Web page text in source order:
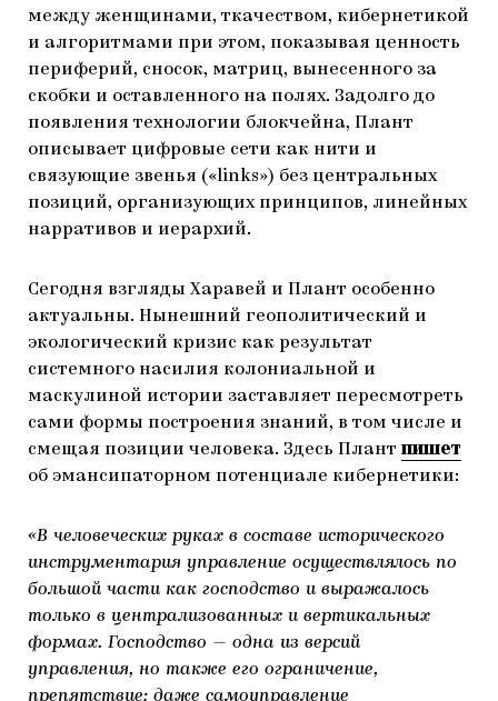
между женщинами, ткачеством, кибернетикой
и алгоритмами при этом, показывая ценность
периферий, сносок, матриц, вынесенного за
скобки и оставленного на полях. Задолго до
появления технологии блокчейна, Плант
описывает цифровые сети как нити и
связующие звенья («links») без центральных
позиций, организующих принципов, линейных
нарративов и иерархий.
Сегодня взгляды Харавей и Плант особенно
актуальны. Нынешний геополитический и
экологический кризис как результат
системного насилия колониальной и
маскулиной истории заставляет пересмотреть
сами формы построения знаний, в том числе и
смещая позиции человека. Здесь Плант пишет
об эмансипаторном потенциале кибернетики:
«В человеческих руках в составе исторического
инструментария управление осуществлялось по
большой части как господство и выражалось
только в централизованных и вертикальных
формах. Господство — одна из версий
управления, но также его ограничение,
препятствие: даже самоуправление